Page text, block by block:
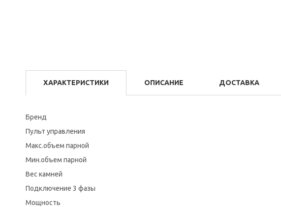
ХАРАКТЕРИСТИКИ ОПИСАНИЕ ДОСТАВКА
Бренд
Пульт управления
Макс.объем парной
Мин.объем парной
Вес камней
Подключение 3 фазы
Мощность